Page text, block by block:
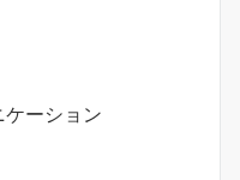
ーション